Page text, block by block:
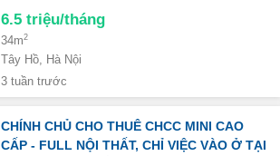
6.5 triệu/tháng
34m2
Tây Hồ, Hà Nội
3 tuần trước
CHÍNH CHỦ CHO THUÊ CHCC MINI CAO
CẤP - FULL NỘI THẤT, CHỈ VIỆC VÀO Ở TẠI